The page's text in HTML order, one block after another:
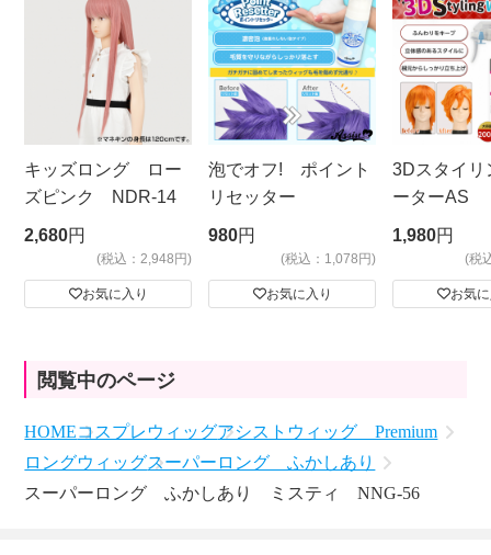
キッズロング ロー
ズピンク NDR-14
2,680円
(税込：2,948円)
お気に入り
泡でオフ! ポイント
リセッター
980円
(税込：1,078円)
お気に入り
3Dスタイリ
ーターAS
ビッグサイ
1,980円
(税
お気
閲覧中のページ
HOMEコスプレウィッグアシストウィッグ Premium
ロングウィッグスーパーロング ふかしあり
スーパーロング ふかしあり ミスティ NNG-56